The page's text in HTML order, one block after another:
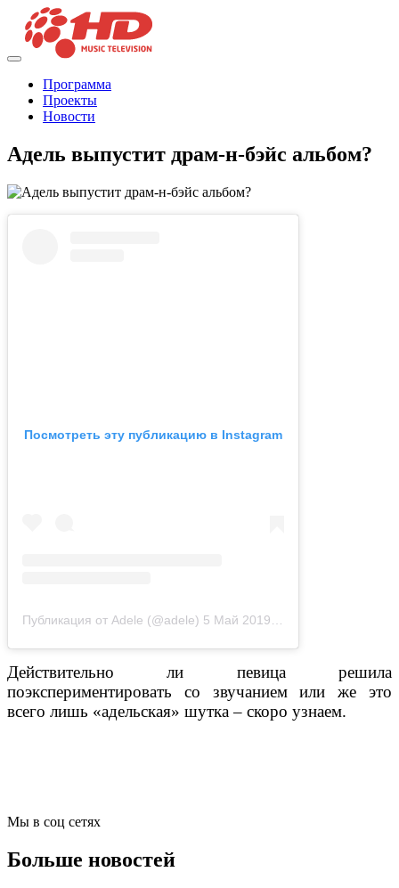
Программа
Проекты
Новости
Адель выпустит драм-н-бэйс альбом?
Посмотреть эту публикацию в Instagram
Публикация от Adele (@adele) 5 Май 2019 в 1:16 PDT
Действительно ли певица решила
поэкспериментировать со звучанием или же это
всего лишь «адельская» шутка – скоро узнаем.
Мы в соц сетях
Больше новостей